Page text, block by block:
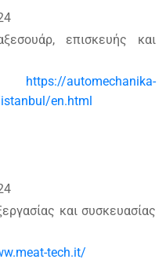
επισκευής και
https://automechanika-
en.html
και συσκευασίας
tech.it/